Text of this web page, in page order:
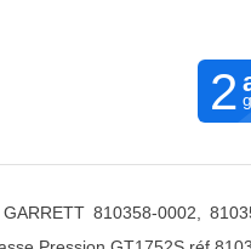
2
810358-0002,